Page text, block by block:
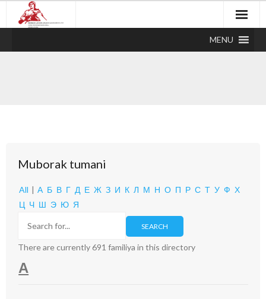
MENU
Muborak tumani
All | А Б В Г Д Е Ж З И К Л М Н О П Р С Т У Ф Х
Ц Ч Ш Э Ю Я
There are currently 691 familiya in this directory
А